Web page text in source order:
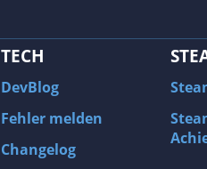
TECH
DevBlog
Fehler melden
Changelog